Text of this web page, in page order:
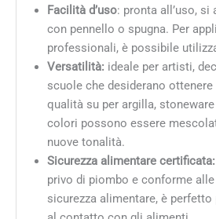
Facilità d’uso: pronta all’uso,
con pennello o spugna. Per
professionali, è possibile
Versatilità: ideale per artisti,
scuole che desiderano
qualità su per argilla,
colori possono essere
nuove tonalità.
Sicurezza alimentare certificata:
privo di piombo e conforme
sicurezza alimentare, è